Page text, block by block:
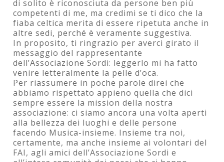
di solito è riconosciuta da persone ben più
competenti di me, ma credimi se ti dico che la
fiaba celtica merita di essere ripetuta anche in
altre sedi, perché è veramente suggestiva.
In proposito, ti ringrazio per averci girato il
messaggio del rappresentante
dell’Associazione Sordi: leggerlo mi ha fatto
venire letteralmente la pelle d’oca.
Per riassumere in poche parole direi che
abbiamo rispettato appieno quella che dici
sempre essere la mission della nostra
associazione: ci siamo ancora una volta aperti
alla bellezza dei luoghi e delle persone
facendo Musica-insieme. Insieme tra noi,
certamente, ma anche insieme ai volontari del
FAI, agli amici dell’Associazione Sordi e